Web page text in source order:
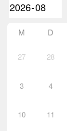
M D
27 28
3 4
10 11